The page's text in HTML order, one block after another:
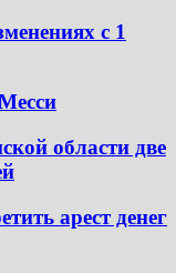
с 1
области две
арест денег